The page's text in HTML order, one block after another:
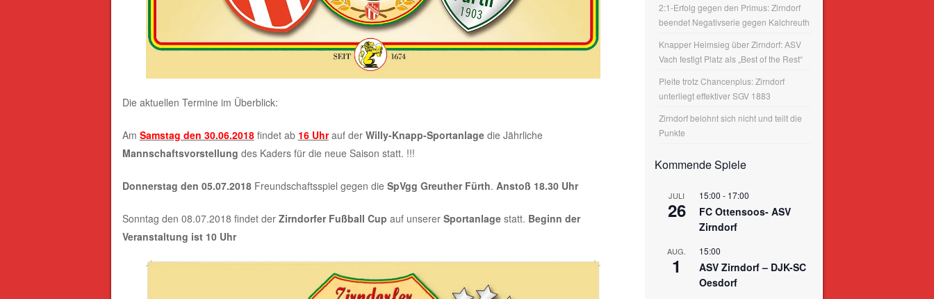
Die aktuellen Termine im Überblick:
Am Samstag den 30.06.2018findet ab 16 Uhrauf der Willy-Knapp-Sportanlagedie Jährliche
Mannschaftsvorstellung des Kaders für die neue Saison statt. !!!
Donnerstag den 05.07.2018Freundschaftsspiel gegen die SpVgg Greuther Fürth. Anstoß 18.30 Uhr
Sonntag den 08.07.2018 findet der Zirndorfer Fußball Cup auf unserer Sportanlagestatt. Beginn der
Veranstaltung ist 10 Uhr
2:1-Erfolg gegen den Primus: Zirndorf
beendet Negativserie gegen Kalchreuth
Knapper Heimsieg über Zirndorf: ASV
Vach festigt Platz als „Best of the Rest“
Pleite trotz Chancenplus: Zirndorf
unterliegt effektiver SGV 1883
Zirndorf belohnt sich nicht und teilt die
Punkte
Kommende Spiele
JULI
26
15:00 - 17:00
FC Ottensoos- ASV
Zirndorf
AUG.
1
15:00
ASV Zirndorf – DJK-SC
Oesdorf